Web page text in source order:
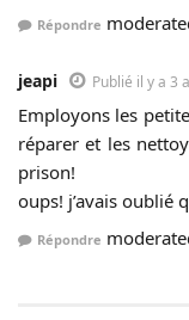
Répondre
jeapi Publié il y a 3
Employons les
réparer et les
prison!
oups! j’avais oublié
Répondre